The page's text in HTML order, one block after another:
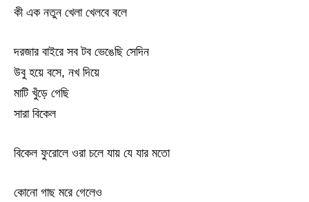
কী এক নতুন খেলা খেলবে বলে
দরজার বাইরে সব টব ভেঙেছি সেদিন
উবু হয়ে বসে, নখ দিয়ে
মাটি খুঁড়ে গেছি
সারা বিকেল
বিকেল ফুরোলে ওরা চলে যায় যে যার মতো
কোনো গাছ মরে গেলেও